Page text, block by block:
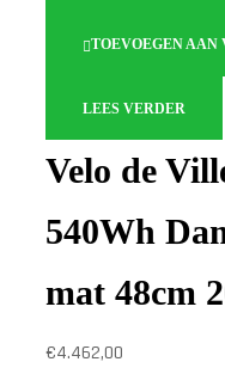
TOEVOEGEN
LEES VERDER
Velo de
540Wh
mat 48cm
€4.462,00